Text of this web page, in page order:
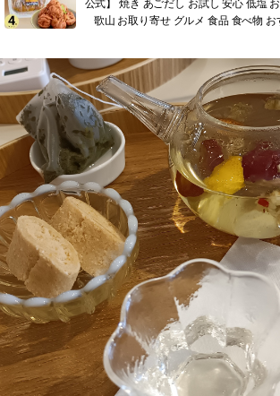
公式】 焼き あごだし お試し 安心 低塩
歌山 お取り寄せ グルメ 食品 食べ物